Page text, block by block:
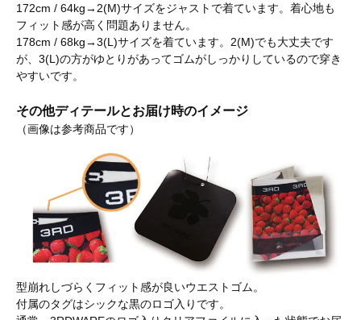
172cm / 64kg→2(M)サイズをジャストで着ています。着心地も
フィット感が高く問題ありません。
178cm / 68kg→3(L)サイズを着ています。2(M)でも大丈夫です
が、3(L)の方がゆとりがあってゴムがしっかりしているので穿き
やすいです。
その他ディテールとお届け時のイメージ
（画像は参考商品です）
型崩れしづらくフィット感が良いウエストゴム。
付属のタグはシックな黒のロゴ入りです。